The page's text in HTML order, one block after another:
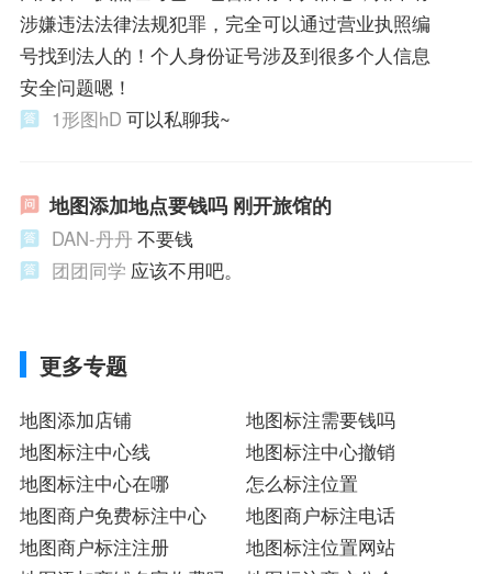
涉嫌违法法律法规犯罪，完全可以通过营业执照编
号找到法人的！个人身份证号涉及到很多个人信息
安全问题嗯！
1形图hD 可以私聊我~
地图添加地点要钱吗 刚开旅馆的
DAN-丹丹 不要钱
团团同学 应该不用吧。
更多专题
地图添加店铺
地图标注需要钱吗
地图标注中心线
地图标注中心撤销
地图标注中心在哪
怎么标注位置
地图商户免费标注中心
地图商户标注电话
地图商户标注注册
地图标注位置网站